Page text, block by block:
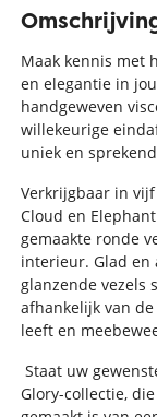
Maak kennis met
en elegantie in
handgeweven
willekeurige
uniek en
Verkrijgbaar in
Cloud en
gemaakte ronde
interieur. Glad en
glanzende vezels
afhankelijk van
leeft en
Staat uw
Glory-collectie,